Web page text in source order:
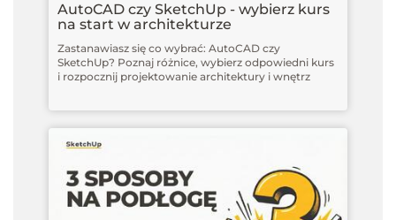
AutoCAD czy SketchUp - wybierz kurs
na start w architekturze
Zastanawiasz się co wybrać: AutoCAD czy
SketchUp? Poznaj różnice, wybierz odpowiedni kurs
i rozpocznij projektowanie architektury i wnętrz